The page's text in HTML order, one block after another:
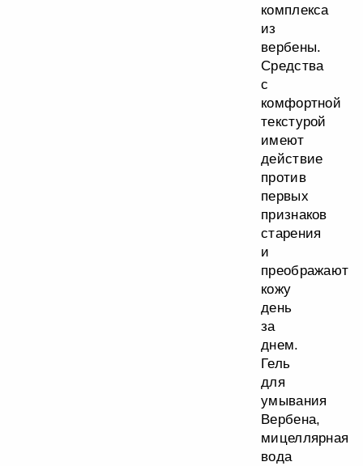
комплекса
из
вербены.
Средства
с
комфортной
текстурой
имеют
действие
против
первых
признаков
старения
и
преображают
кожу
день
за
днем.
Гель
для
умывания
Вербена,
мицеллярная
вода